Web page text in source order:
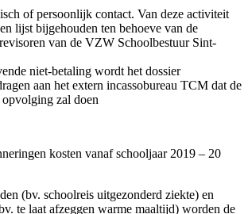
of persoonlijk contact. Van deze activiteit
lijst bijgehouden ten behoeve van de
van de VZW Schoolbestuur Sint-
niet-betaling wordt het dossier
aan het extern incassobureau TCM dat de
opvolging zal doen
kosten vanaf schooljaar 2019 – 20
(bv. schoolreis uitgezonderd ziekte) en
te laat afzeggen warme maaltijd) worden de